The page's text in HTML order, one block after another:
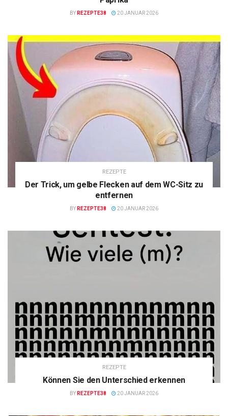
BY REZEPTE38 20 JANUAR 2026
REZEPTE
Der Trick, um gelbe Flecken auf dem WC-Sitz zu
entfernen
BY REZEPTE38 20 JANUAR 2026
REZEPTE
Können Sie den Unterschied erkennen
BY REZEPTE38 20 JANUAR 2026